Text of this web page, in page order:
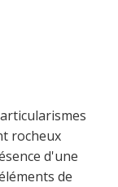
rocheux
d'une
de